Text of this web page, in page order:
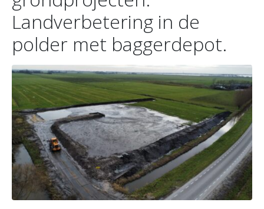
Landverbetering in de
polder met baggerdepot.